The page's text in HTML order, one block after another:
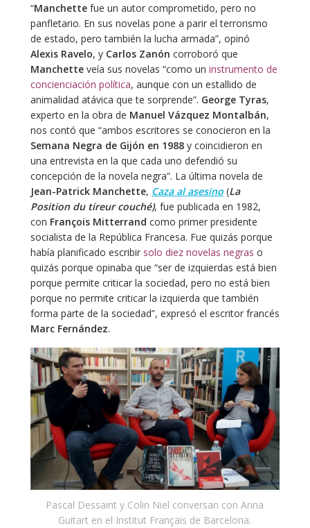
“Manchettefue un autor comprometido, pero no
panfletario. En sus novelas pone a parir el terrorismo
de estado, pero también la lucha armada”, opinó
Alexis Ravelo, y Carlos Zanón corroboró que
Manchetteveía sus novelas “como un instrumento de
concienciación política, aunque con un estallido de
animalidad atávica que te sorprende”. George Tyras,
experto en la obra de Manuel Vázquez Montalbán,
nos contó que “ambos escritores se conocieron en la
Semana Negra de Gijón en 1988y coincidieron en
una entrevista en la que cada uno defendió su
concepción de la novela negra”. La última novela de
Jean-Patrick Manchette, Caza al asesino(La
Position du tireur couché), fue publicada en 1982,
con François Mitterrand como primer presidente
socialista de la República Francesa. Fue quizás porque
había planificado escribir solo diez novelas negras o
quizás porque opinaba que “ser de izquierdas está bien
porque permite criticar la sociedad, pero no está bien
porque no permite criticar la izquierda que también
forma parte de la sociedad”, expresó el escritor francés
Marc Fernández.
Pascal Dessaint y Colin Niel conversan con Anna
Guitart en el Institut Français de Barcelona.